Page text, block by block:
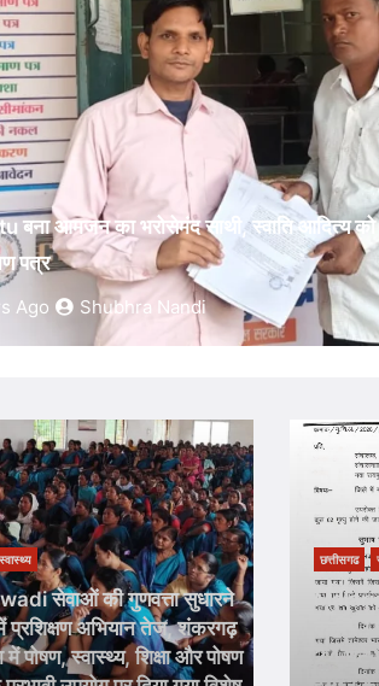
स्वास्थ्य
Milk Bank : विश्व स्तनपान सप्ताह के
प्रथम “मातृ दूध कोष (Mother Milk Bank)” की
5 Hours Ago Shubhra Nandi
स्वास्थ्य
: छत्तीसगढ़ में मलेरिया का
विभाग ने जारी की रिपोर्ट…
से 2 बच्चों की मौत…
छत्तीसगढ
सिंगल